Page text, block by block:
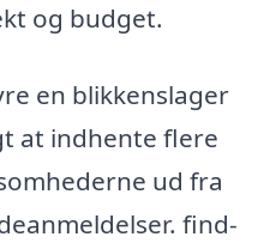
og budget.
en blikkenslager
at indhente flere
ud fra
find-